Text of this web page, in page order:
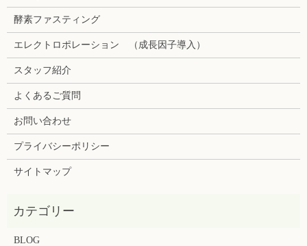
酵素ファスティング
エレクトロポレーション （成長因子導入）
スタッフ紹介
よくあるご質問
お問い合わせ
プライバシーポリシー
サイトマップ
BLOG